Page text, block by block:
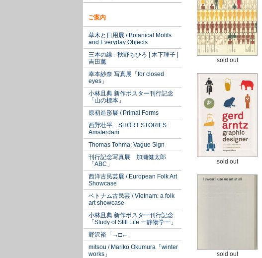
ご案内
草木と日用展 / Botanical Motifs
and Everyday Objects
三本の線 - 秋野ちひろ | 木下理子 |
吉田薫
幸本紗奈 写真展「for closed
eyes」
小林且典 新作ポスター刊行記念
「山の標本」
原初造形展 / Primal Forms
西野壮平 SHORT STORIES:
Amsterdam
Thomas Tohma: Vague Sign
刊行記念写真展 加瀬健太郎
「ABC」
西洋古民芸展 / European Folk Art
Showcase
ベトナム古民芸 / Vietnam: a folk
art showcase
小林且典 新作ポスター刊行記念
「Study of Still Life ー静物学ー」
野沢裕「→□←」
mitsou / Mariko Okumura「winter
works」
sold out
sold out
sold out